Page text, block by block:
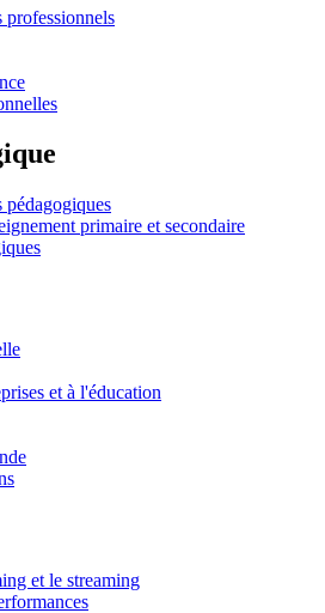
professionnels
pédagogiques
primaire et secondaire
et à l'éducation
et le streaming